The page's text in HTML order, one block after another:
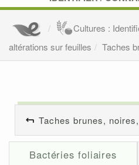
Cultures :
altérations sur feuilles
Taches
Taches brunes,
Bactéries foliaires